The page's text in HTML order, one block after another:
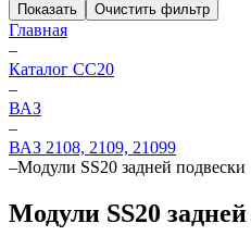
Показать
Очистить фильтр
Главная
–
Каталог CC20
–
ВАЗ
–
ВАЗ 2108, 2109, 21099
–Модули SS20 задней подвески
Модули SS20